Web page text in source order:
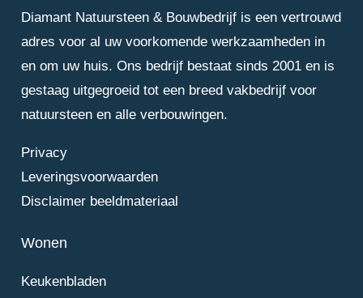
Diamant Natuursteen & Bouwbedrijf is een vertrouwd
adres voor al uw voorkomende werkzaamheden in
en om uw huis. Ons bedrijf bestaat sinds 2001 en is
gestaag uitgegroeid tot een breed vakbedrijf voor
natuursteen en alle verbouwingen.
Privacy
Leveringsvoorwaarden
Disclaimer beeldmateriaal
Wonen
Keukenbladen